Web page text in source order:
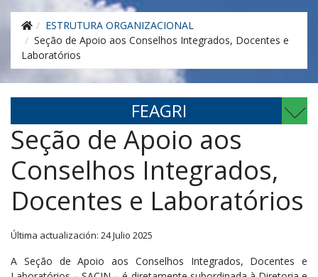
ESTRUTURA ORGANIZACIONAL
Seção de Apoio aos Conselhos Integrados, Docentes e
Laboratórios
FEAGRI
Seção de Apoio aos
Conselhos Integrados,
Docentes e Laboratórios
Última actualización: 24 Julio 2025
A Seção de Apoio aos Conselhos Integrados, Docentes e